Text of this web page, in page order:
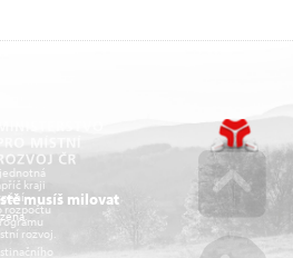
musíš milovat
kraji
rozpočtu
rozvoj.
Go